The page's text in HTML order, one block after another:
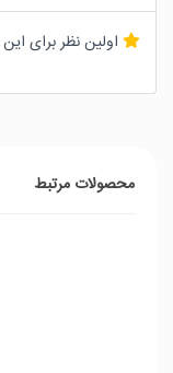
اولین نظر برای
محصولات مرتبط